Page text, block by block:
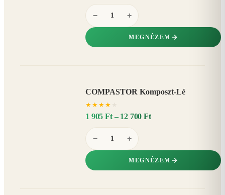
− +
MEGNÉZEM
COMPASTOR Komposzt-Lé
★ ★ ★ ★
1 905 Ft – 12 700 Ft
− +
MEGNÉZEM